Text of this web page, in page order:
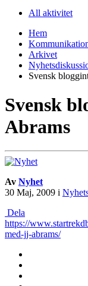
All aktivitet
Hem
Arkivet
Svensk
Svensk
Abrams
Av Nyhet
30 Maj, 2009 i
Dela
https://
med-jj-abrams/